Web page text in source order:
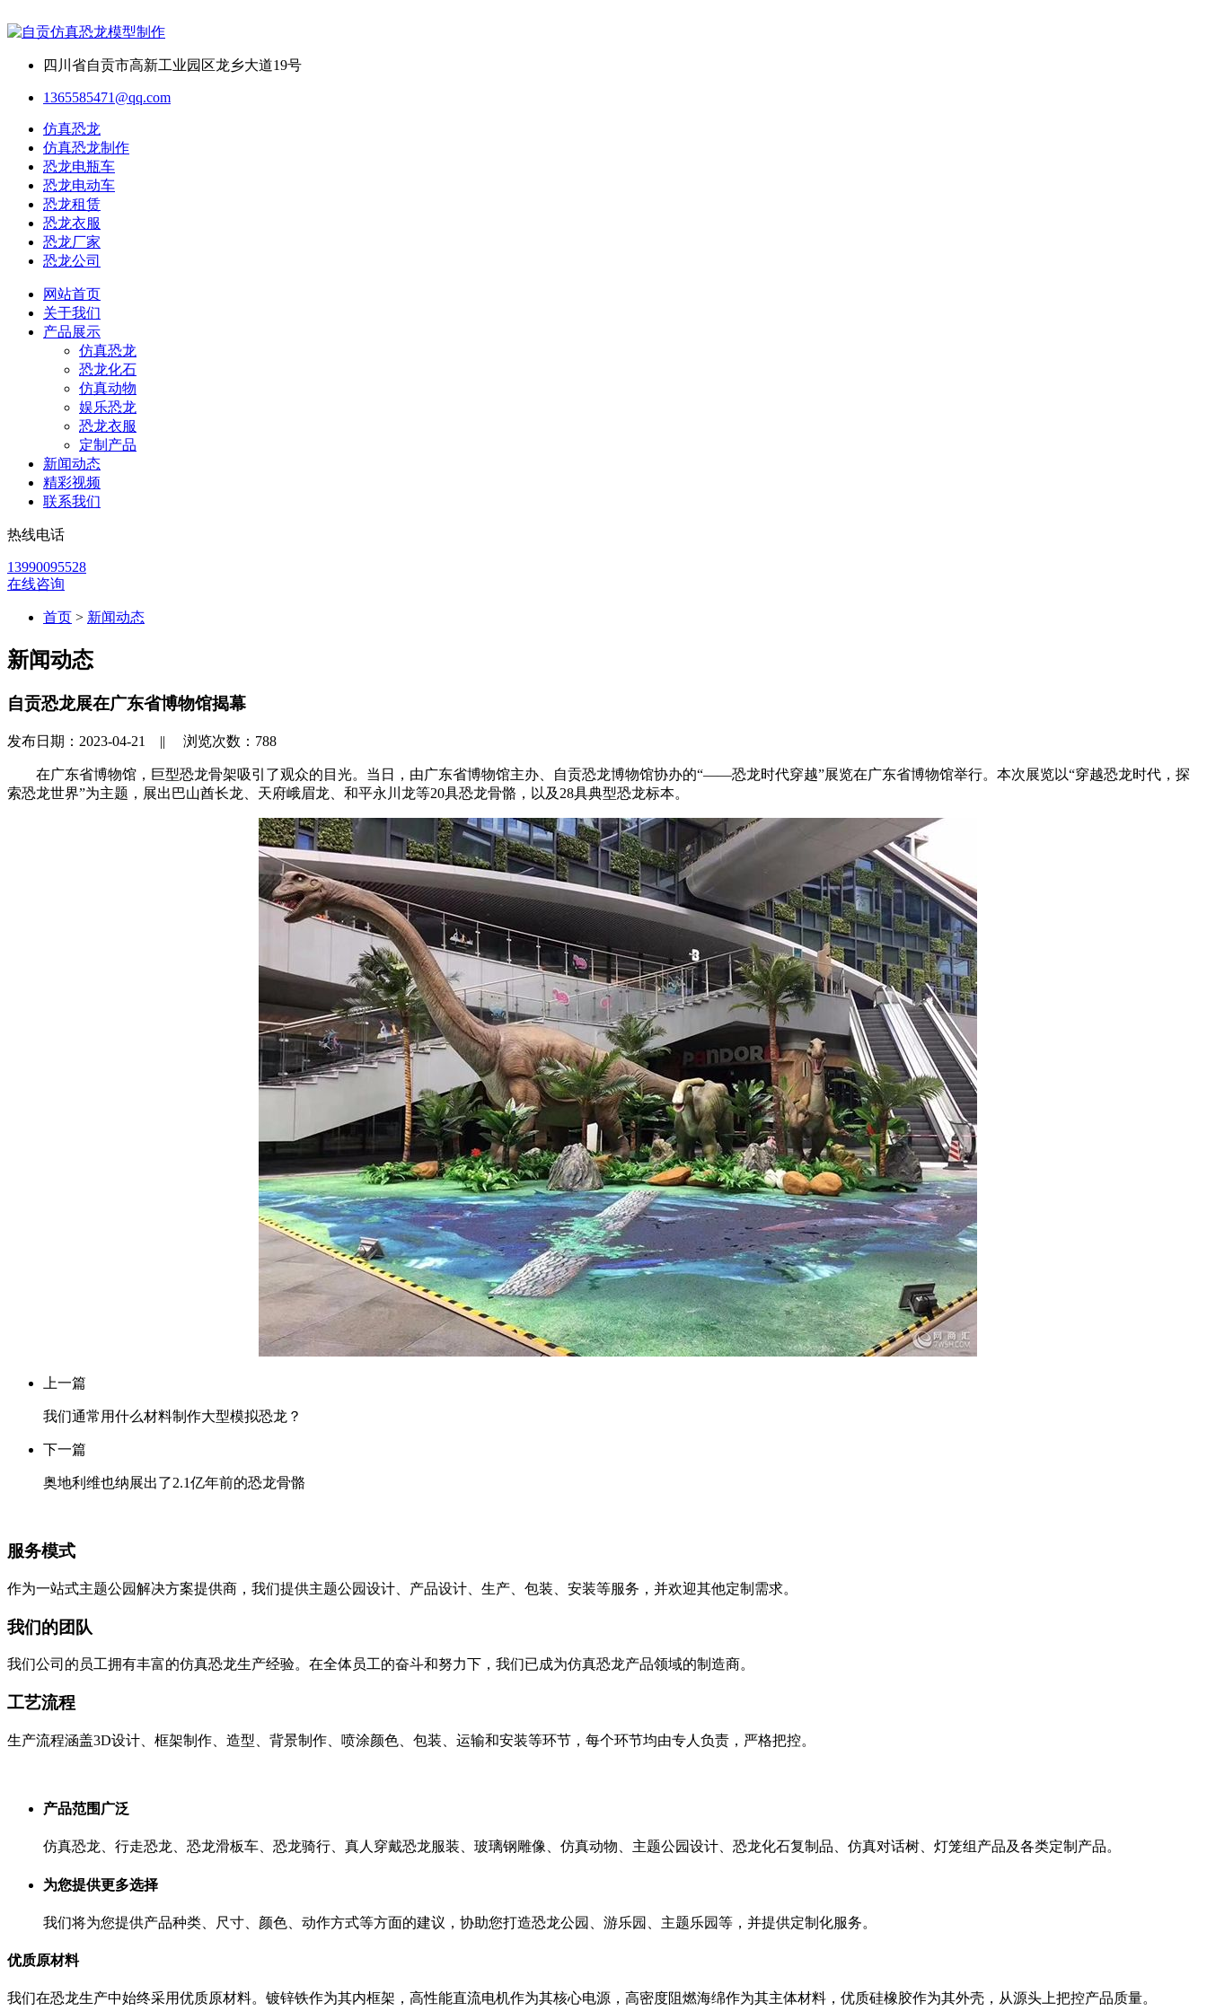
四川省自贡市高新工业园区龙乡大道19号
1365585471@qq.com
仿真恐龙
仿真恐龙制作
恐龙电瓶车
恐龙电动车
恐龙租赁
恐龙衣服
恐龙厂家
恐龙公司
网站首页
关于我们
产品展示
仿真恐龙
恐龙化石
仿真动物
娱乐恐龙
恐龙衣服
定制产品
新闻动态
精彩视频
联系我们
热线电话
13990095528
在线咨询
首页 > 新闻动态
新闻动态
自贡恐龙展在广东省博物馆揭幕
发布日期：2023-04-21 || 浏览次数： 788
在广东省博物馆，巨型恐龙骨架吸引了观众的目光。当日，由广东省博物馆主办、自贡恐龙博物馆协办的“——恐龙时代穿越”展览在广东省博物馆举行。本次展览以“穿越恐龙时代，探
索恐龙世界”为主题，展出巴山酋长龙、天府峨眉龙、和平永川龙等20具恐龙骨骼，以及28具典型恐龙标本。
上一篇
我们通常用什么材料制作大型模拟恐龙？
下一篇
奥地利维也纳展出了2.1亿年前的恐龙骨骼
服务模式
作为一站式主题公园解决方案提供商，我们提供主题公园设计、产品设计、生产、包装、安装等服务，并欢迎其他定制需求。
我们的团队
我们公司的员工拥有丰富的仿真恐龙生产经验。在全体员工的奋斗和努力下，我们已成为仿真恐龙产品领域的制造商。
工艺流程
生产流程涵盖3D设计、框架制作、造型、背景制作、喷涂颜色、包装、运输和安装等环节，每个环节均由专人负责，严格把控。
产品范围广泛
仿真恐龙、行走恐龙、恐龙滑板车、恐龙骑行、真人穿戴恐龙服装、玻璃钢雕像、仿真动物、主题公园设计、恐龙化石复制品、仿真对话树、灯笼组产品及各类定制产品。
为您提供更多选择
我们将为您提供产品种类、尺寸、颜色、动作方式等方面的建议，协助您打造恐龙公园、游乐园、主题乐园等，并提供定制化服务。
优质原材料
我们在恐龙生产中始终采用优质原材料。镀锌铁作为其内框架，高性能直流电机作为其核心电源，高密度阻燃海绵作为其主体材料，优质硅橡胶作为其外壳，从源头上把控产品质量。